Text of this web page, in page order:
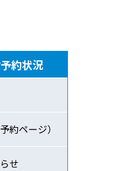
約状況
約ページ）
せ